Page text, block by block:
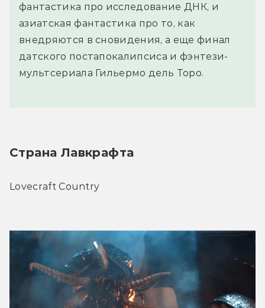
фантастика про исследование ДНК, и
азиатская фантастика про то, как
внедряются в сновидения, а еще финал
датского постапокалипсиса и фэнтези-
мультсериала Гильермо дель Торо.
Страна Лавкрафта
Lovecraft Country